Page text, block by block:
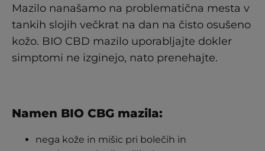
Mazilo nanašamo na problematična mesta v
tankih slojih večkrat na dan na čisto osušeno
kožo. BIO CBD mazilo uporabljajte dokler
simptomi ne izginejo, nato prenehajte.
Namen BIO CBG mazila:
nega kože in mišic pri bolečih in